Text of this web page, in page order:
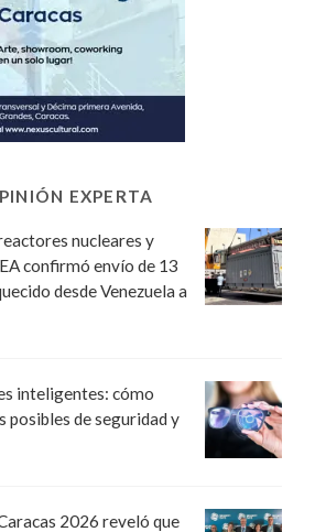
EXPERTA
nucleares y
confirmó envío de 13
desde Venezuela a
inteligentes: cómo
posibles de seguridad y
2026 reveló que